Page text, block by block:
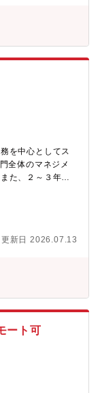
間と近い距離感
ムメンバーは30
組織です！）
しく、これまで
化すべく、新たな
メント（直属の
連、その他管理
指示命令者は研
応じて傾斜あ
頃 ※12月決算の
本ポジションの
社全体に貢献でき
ニケーションが活
入しているため
医科歯科大学（現
技術を提供する
をプラットフォ
待されています
技術を保有する
発法人日本医療
学大学、東京大
を中心としてス
全体のマネジメ
た、２～３年後
門で、変革期に
ができるポジショ
より良い規程等
ただきたいと考え
ネジメント・メン
・法務レビュー
的なプロジェク
イン業務◎財務・
および決済・予
計士との折衝、
更新日 2026.07.13
ート可